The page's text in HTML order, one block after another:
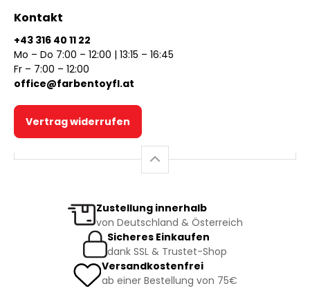
Kontakt
+43 316 40 11 22
Mo – Do 7:00 – 12:00 | 13:15 – 16:45
Fr – 7:00 – 12:00
office@farbentoyfl.at
Vertrag widerrufen
Zustellung innerhalb
von Deutschland & Österreich
Sicheres Einkaufen
dank SSL & Trustet-Shop
Versandkostenfrei
ab einer Bestellung von 75€